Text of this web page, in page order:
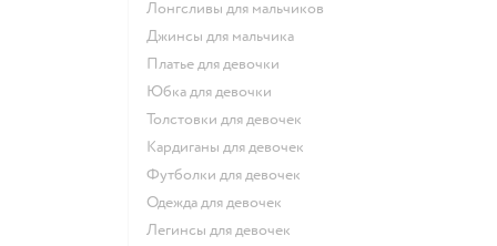
Лонгсливы для мальчиков
Джинсы для мальчика
Платье для девочки
Юбка для девочки
Толстовки для девочек
Кардиганы для девочек
Футболки для девочек
Одежда для девочек
Легинсы для девочек